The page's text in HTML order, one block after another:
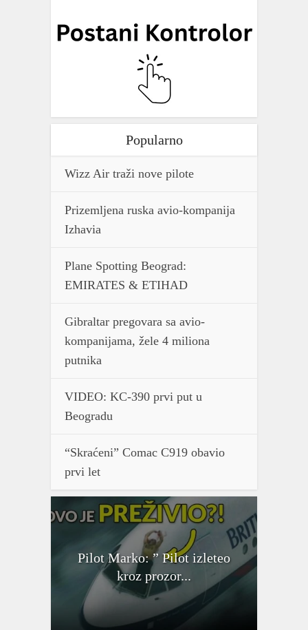
Popularno
Wizz Air traži nove pilote
Prizemljena ruska avio-kompanija
Izhavia
Plane Spotting Beograd:
EMIRATES & ETIHAD
Gibraltar pregovara sa avio-
kompanijama, žele 4 miliona
putnika
VIDEO: KC-390 prvi put u
Beogradu
“Skraćeni” Comac C919 obavio
prvi let
Pilot Marko: ” Pilot izleteo
kroz prozor...